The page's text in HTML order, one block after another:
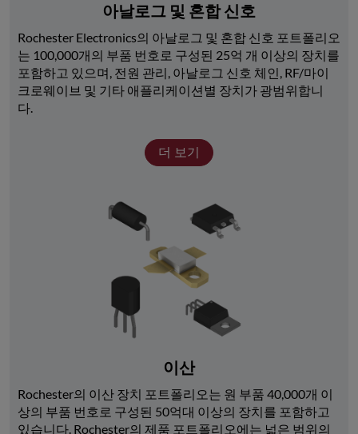
아날로그 및 혼합 신호
Rochester Electronics의 아날로그 및 혼합 신호 포트폴리오
는 100,000개의 부품 번호로 구성된 25억 개 이상의 장치를
포함하고 있으며, 전원 관리, 아날로그 신호 체인, RF/마이
크로웨이브 및 기타 애플리케이션별 장치가 광범위합니
다.
더 보기
이산
Rochester의 이산 장치 포트폴리오는 원 부품 40,000개 이
상의 부품 번호로 구성된 50억대 이상의 장치를 포함하고
있습니다. Rochester의 제품 포트폴리오에는 넓은 범위의